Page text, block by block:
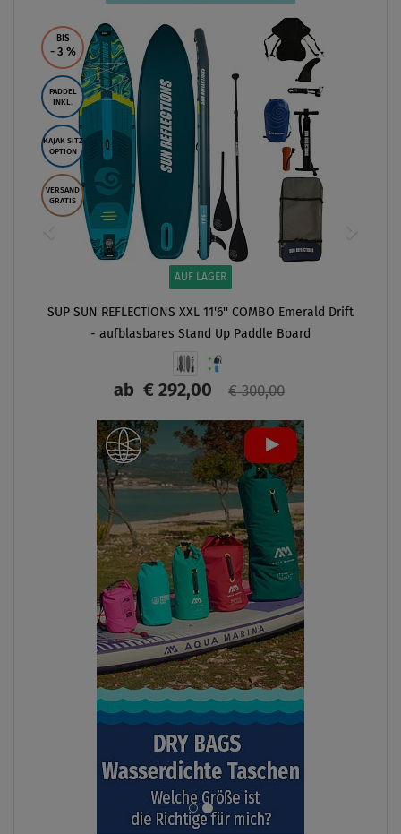
BIS
- 3 %
PADDEL
INKL.
KAJAK SITZ
OPTION
VERSAND
GRATIS
AUF LAGER
SUP SUN REFLECTIONS XXL 11'6'' COMBO Emerald Drift
- aufblasbares Stand Up Paddle Board
ab € 292,00 € 300,00
ANZEIGEN